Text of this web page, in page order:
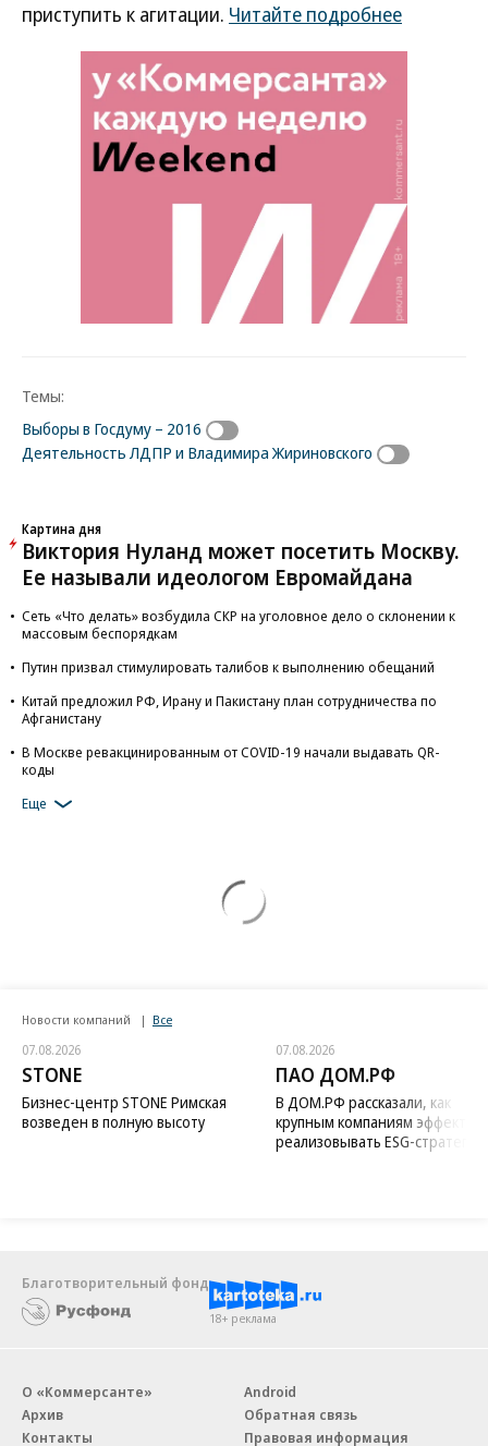
приступить к агитации. Читайте подробнее
Темы:
Выборы в Госдуму – 2016
Деятельность ЛДПР и Владимира Жириновского
Картина дня
Виктория Нуланд может посетить Москву.
Ее называли идеологом Евромайдана
Сеть «Что делать» возбудила СКР на уголовное дело о склонении к
массовым беспорядкам
Путин призвал стимулировать талибов к выполнению обещаний
Китай предложил РФ, Ирану и Пакистану план сотрудничества по
Афганистану
В Москве ревакцинированным от COVID-19 начали выдавать QR-
коды
Еще
Новости компаний Все
07.08.2026
STONE
Бизнес-центр STONE Римская
возведен в полную высоту
07.08.2026
ПАО ДОМ.РФ
В ДОМ.РФ рассказали, как
крупным компаниям
реализовывать ESG-стратегию
Благотворительный фонд
18+ реклама
О «Коммерсанте»
Архив
Контакты
Android
Обратная связь
Правовая информация